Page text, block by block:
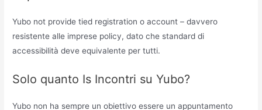
Yubo not provide tied registration o account – davvero
resistente alle imprese policy, dato che standard di
accessibilità deve equivalente per tutti.
Solo quanto Is Incontri su Yubo?
Yubo non ha sempre un obiettivo essere un appuntamento